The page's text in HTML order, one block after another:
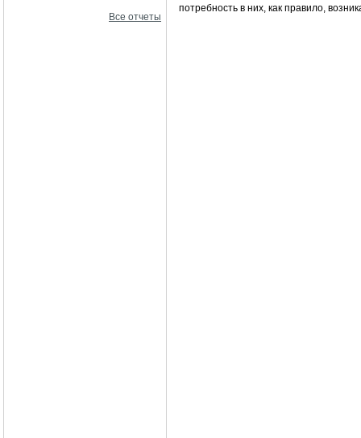
Все отчеты
потребность в них, как правило,